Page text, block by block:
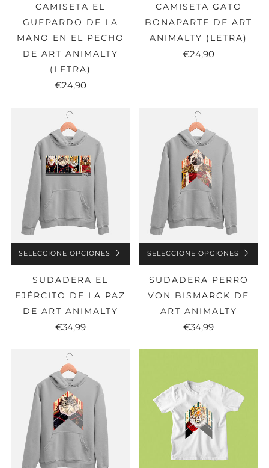
CAMISETA EL
GUEPARDO DE LA
MANO EN EL PECHO
DE ART ANIMALTY
(LETRA)
€24,90
CAMISETA GATO
BONAPARTE DE ART
ANIMALTY (LETRA)
€24,90
SELECCIONE OPCIONES
SUDADERA EL
EJÉRCITO DE LA PAZ
DE ART ANIMALTY
€34,99
SELECCIONE OPCIONES
SUDADERA PERRO
VON BISMARCK DE
ART ANIMALTY
€34,99